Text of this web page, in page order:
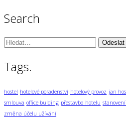
Search
Vyhledávání:
Tags.
hostel hotelové poradenství hotelový provoz jan
smlouva office bulding přestavba hotelu
změna účelu užívání